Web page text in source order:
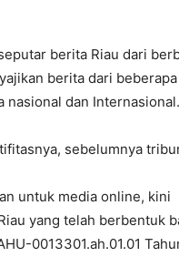
berita Riau dari
berita dari
nasional dan Internasional.
sebelumnya
untuk media online, kini
yang telah berbentuk
0013301.ah.01.01